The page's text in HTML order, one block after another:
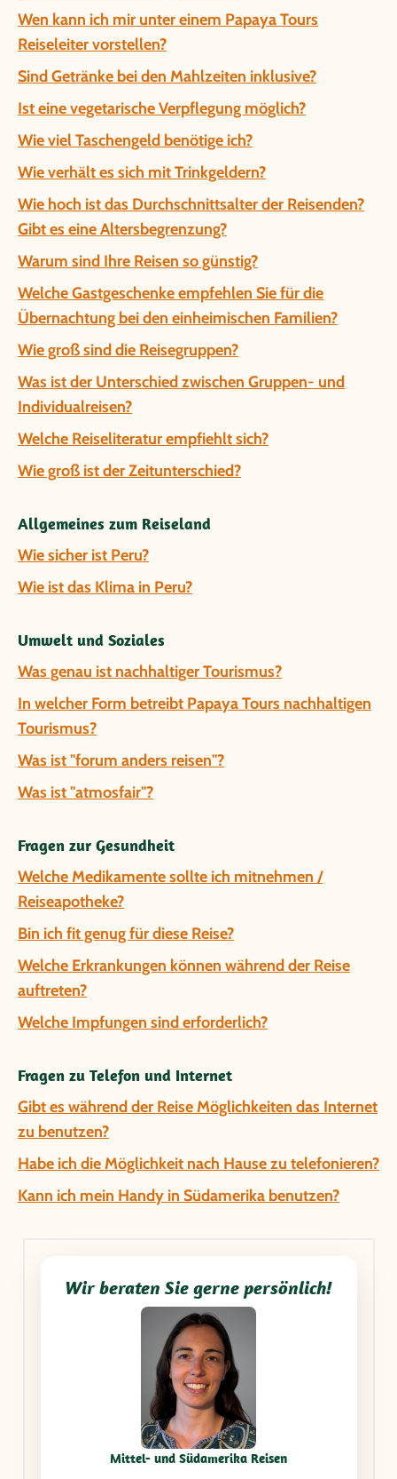
Wen kann ich mir unter einem Papaya Tours
Reiseleiter vorstellen?
Sind Getränke bei den Mahlzeiten inklusive?
Ist eine vegetarische Verpflegung möglich?
Wie viel Taschengeld benötige ich?
Wie verhält es sich mit Trinkgeldern?
Wie hoch ist das Durchschnittsalter der Reisenden?
Gibt es eine Altersbegrenzung?
Warum sind Ihre Reisen so günstig?
Welche Gastgeschenke empfehlen Sie für die
Übernachtung bei den einheimischen Familien?
Wie groß sind die Reisegruppen?
Was ist der Unterschied zwischen Gruppen- und
Individualreisen?
Welche Reiseliteratur empfiehlt sich?
Wie groß ist der Zeitunterschied?
Allgemeines zum Reiseland
Wie sicher ist Peru?
Wie ist das Klima in Peru?
Umwelt und Soziales
Was genau ist nachhaltiger Tourismus?
In welcher Form betreibt Papaya Tours nachhaltigen
Tourismus?
Was ist "forum anders reisen"?
Was ist "atmosfair"?
Fragen zur Gesundheit
Welche Medikamente sollte ich mitnehmen /
Reiseapotheke?
Bin ich fit genug für diese Reise?
Welche Erkrankungen können während der Reise
auftreten?
Welche Impfungen sind erforderlich?
Fragen zu Telefon und Internet
Gibt es während der Reise Möglichkeiten das Internet
zu benutzen?
Habe ich die Möglichkeit nach Hause zu telefonieren?
Kann ich mein Handy in Südamerika benutzen?
Wir beraten Sie gerne persönlich!
Mittel- und Südamerika Reisen